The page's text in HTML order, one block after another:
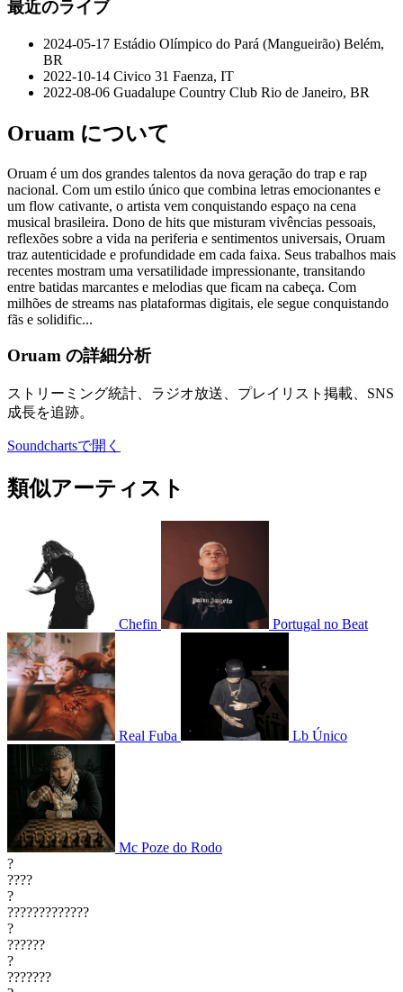
最近のライブ
2024-05-17 Estádio Olímpico do Pará (Mangueirão) Belém,
BR
2022-10-14 Civico 31 Faenza, IT
2022-08-06 Guadalupe Country Club Rio de Janeiro, BR
Oruam について
Oruam é um dos grandes talentos da nova geração do trap e rap
nacional. Com um estilo único que combina letras emocionantes e
um flow cativante, o artista vem conquistando espaço na cena
musical brasileira. Dono de hits que misturam vivências pessoais,
reflexões sobre a vida na periferia e sentimentos universais, Oruam
traz autenticidade e profundidade em cada faixa. Seus trabalhos mais
recentes mostram uma versatilidade impressionante, transitando
entre batidas marcantes e melodias que ficam na cabeça. Com
milhões de streams nas plataformas digitais, ele segue conquistando
fãs e solidific...
Oruam の詳細分析
ストリーミング統計、ラジオ放送、プレイリスト掲載、SNS
成長を追跡。
Soundchartsで開く
類似アーティスト
Chefin Portugal no Beat
Real Fuba Lb Único
Mc Poze do Rodo
?
????
?
?????????????
?
??????
?
???????